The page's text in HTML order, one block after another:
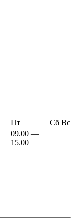
Пт Сб Вс
09.00 —
15.00